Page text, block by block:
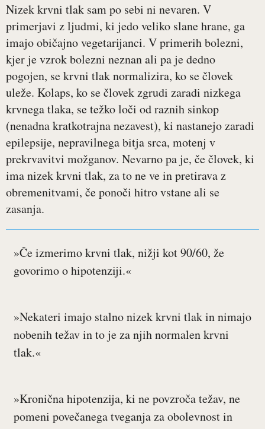
Nizek krvni tlak sam po sebi ni nevaren. V
primerjavi z ljudmi, ki jedo veliko slane hrane, ga
imajo običajno vegetarijanci. V primerih bolezni,
kjer je vzrok bolezni neznan ali pa je dedno
pogojen, se krvni tlak normalizira, ko se človek
uleže. Kolaps, ko se človek zgrudi zaradi nizkega
krvnega tlaka, se težko loči od raznih sinkop
(nenadna kratkotrajna nezavest), ki nastanejo zaradi
epilepsije, nepravilnega bitja srca, motenj v
prekrvavitvi možganov. Nevarno pa je, če človek, ki
ima nizek krvni tlak, za to ne ve in pretirava z
obremenitvami, če ponoči hitro vstane ali se
zasanja.
»Če izmerimo krvni tlak, nižji kot 90/60, že
govorimo o hipotenziji.«
»Nekateri imajo stalno nizek krvni tlak in nimajo
nobenih težav in to je za njih normalen krvni
tlak.«
»Kronična hipotenzija, ki ne povzroča težav, ne
pomeni povečanega tveganja za obolevnost in